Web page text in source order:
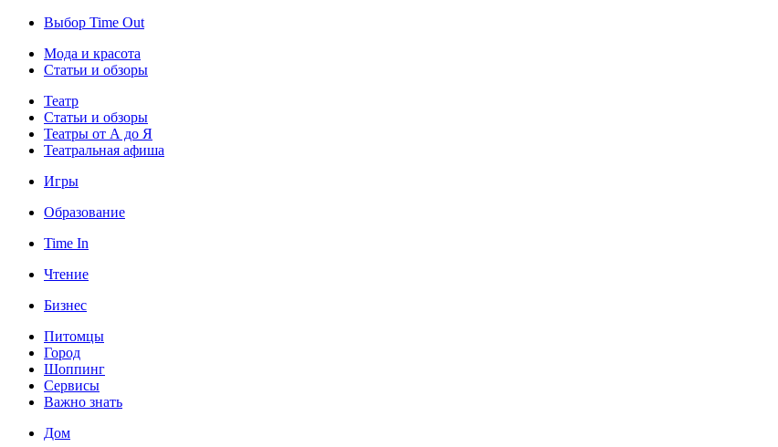
Выбор Time Out
Мода и красота
Статьи и обзоры
Театр
Статьи и обзоры
Театры от А до Я
Театральная афиша
Игры
Образование
Time In
Чтение
Бизнес
Питомцы
Город
Шоппинг
Сервисы
Важно знать
Дом